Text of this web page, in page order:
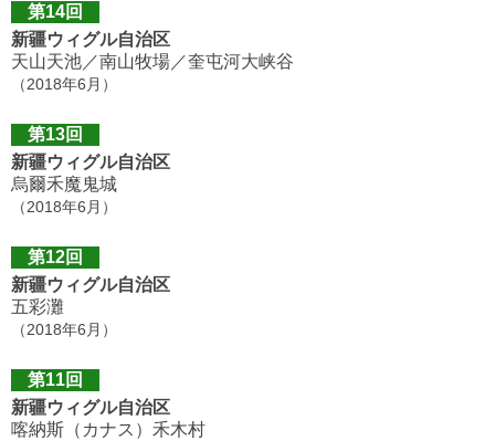
第14回
新疆ウィグル自治区
天山天池／南山牧場／奎屯河大峡谷
（2018年6月）
第13回
新疆ウィグル自治区
烏爾禾魔鬼城
（2018年6月）
第12回
新疆ウィグル自治区
五彩灘
（2018年6月）
第11回
新疆ウィグル自治区
喀納斯（カナス）禾木村